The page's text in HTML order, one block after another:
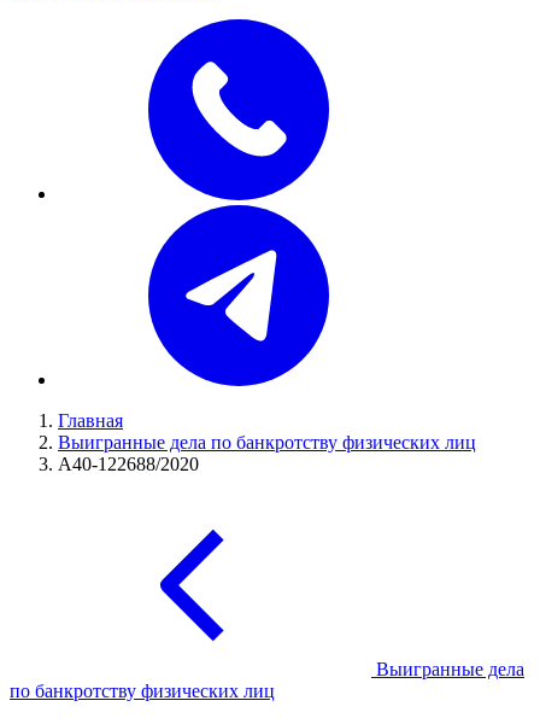
Главная
Выигранные дела по банкротству физических лиц
А40-122688/2020
Выигранные дела
по банкротству физических лиц